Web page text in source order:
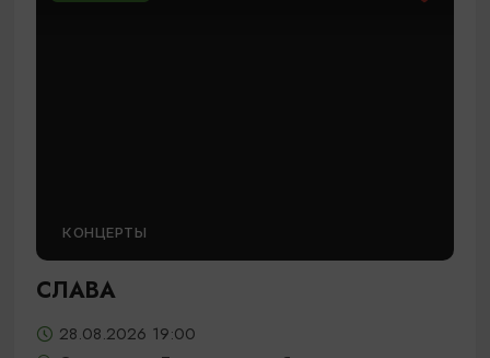
КОНЦЕРТЫ
СЛАВА
28.08.2026 19:00